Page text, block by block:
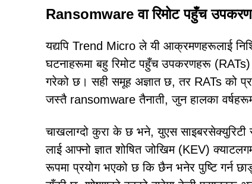
Ransomware वा रिमोट पहुँच
यद्यपि Trend Micro ले यी आक्रमणहरूलाई
घटनाहरूमा बहु रिमोट पहुँच उपकरणहरू
गरेको छ। सही समूह अज्ञात छ, तर RATs को
जस्तै ransomware तैनाती, जुन हालका
चाखलाग्दो कुरा के छ भने, युएस
लाई आफ्नो ज्ञात शोषित जोखिम (KEV)
रूपमा प्रयोग भएको छ कि छैन भनेर पुष्टि गर्न